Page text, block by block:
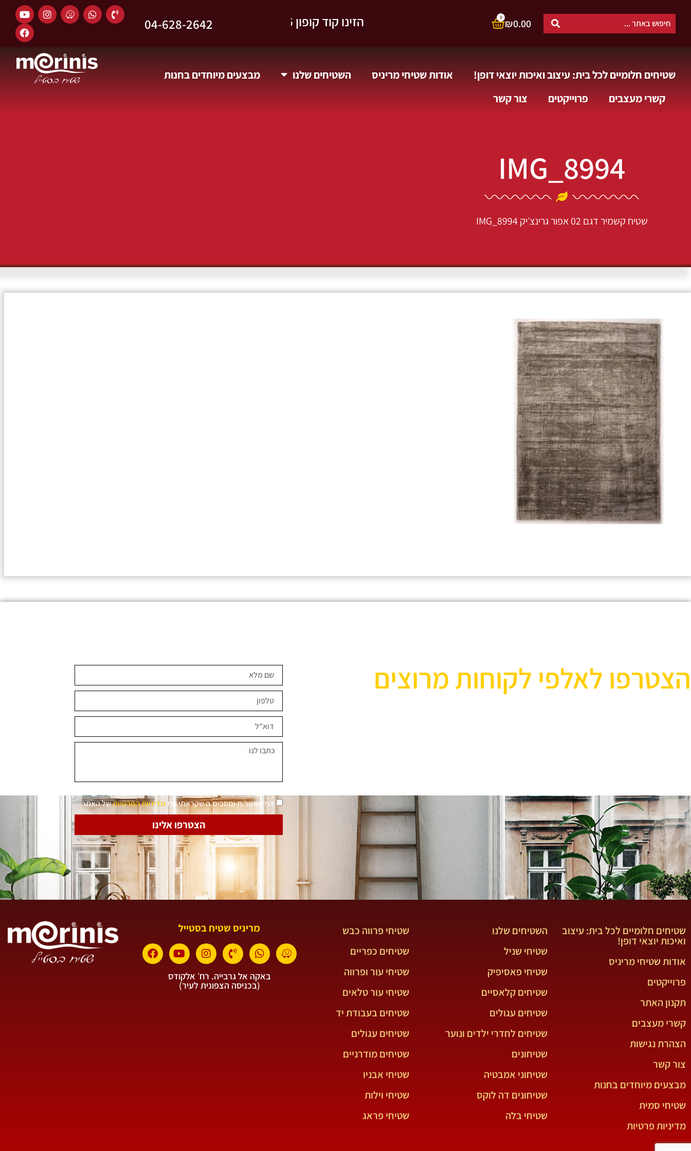
₪0.00
0 וקבלו 10% הנחה. 04-628-2642
שטיחים חלומיים לכל בית: עיצוב ואיכות יוצאי דופן! אודות שטיחי מריניס השטיחים שלנו
מבצעים מיוחדים בחנות
קשרי מעצבים
פרוייקטים צור קשר
IMG_8994
שטיח קשמיר דגם 02 אפור גרינצ׳יק IMG_8994
הצטרפו לאלפי לקוחות מרוצים
אני מאשר.ת ומסכימ.ה שקראתי את מדיניות הפרטיותשל האתר
הצטרפו אלינו
שטיחים חלומיים לכל בית: עיצוב
ואיכות יוצאי דופן!
אודות שטיחי מריניס
פרוייקטים
תקנון האתר
קשרי מעצבים
הצהרת נגישות
צור קשר
מבצעים מיוחדים בחנות
שטיחי סמית
מדיניות פרטיות
השטיחים שלנו
שטיחי שניל
שטיחי פאסיפיק
שטיחים קלאסיים
שטיחים עגולים
שטיחים לחדרי ילדים ונוער
שטיחונים
שטיחוני אמבטיה
שטיחונים דה לוקס
שטיחי בלה
שטיחי פרווה כבש
שטיחים כפריים
שטיחי עור ופרווה
שטיחי עור טלאים
שטיחים בעבודת יד
שטיחים עגולים
שטיחים מודרניים
שטיחי אבניו
שטיחי וילות
שטיחי פראג
מריניס שטיח בסטייל
באקה אל גרבייה. רח׳ אלקודס
(בכניסה הצפונית לעיר)